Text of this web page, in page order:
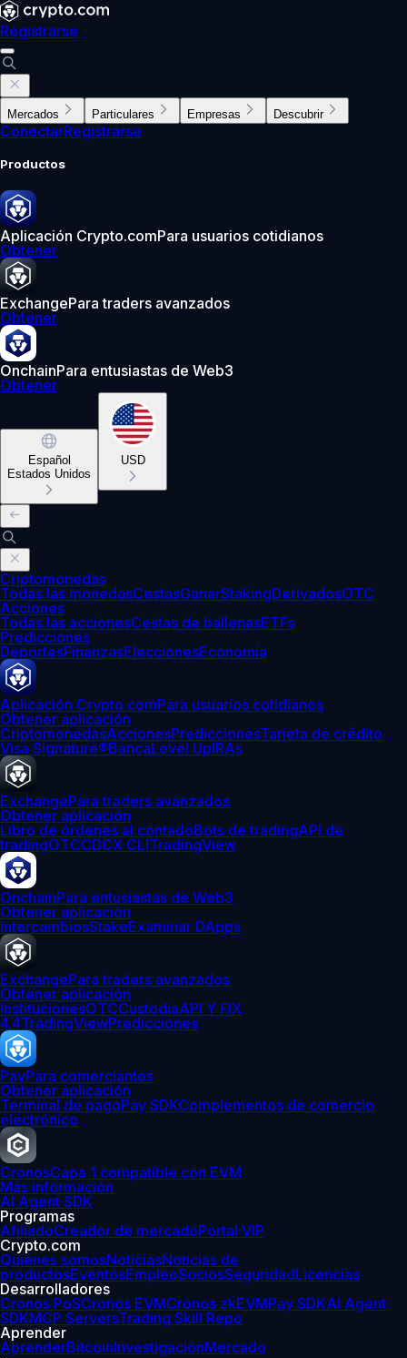
Registrarse
Mercados Particulares Empresas Descubrir
ConectarRegistrarse
Productos
Aplicación Crypto.comPara usuarios cotidianos
Obtener
ExchangePara traders avanzados
Obtener
OnchainPara entusiastas de Web3
Obtener
Español
Estados Unidos
USD
Criptomonedas
Todas las monedasCestasGanarStakingDerivadosOTC
Acciones
Todas las accionesCestas de ballenasETFs
Predicciones
DeportesFinanzasEleccionesEconomía
Aplicación Crypto.comPara usuarios cotidianos
Obtener aplicación
CriptomonedasAccionesPrediccionesTarjeta de crédito
Visa Signature®BancaLevel UpIRAs
ExchangePara traders avanzados
Obtener aplicación
Libro de órdenes al contadoBots de tradingAPI de
tradingOTCCDCX CLITradingView
OnchainPara entusiastas de Web3
Obtener aplicación
IntercambiosStakeExaminar DApps
ExchangePara traders avanzados
Obtener aplicación
InstitucionesOTCCustodiaAPI Y FIX
4.4TradingViewPredicciones
PayPara comerciantes
Obtener aplicación
Terminal de pagoPay SDKComplementos de comercio
electrónico
CronosCapa 1 compatible con EVM
Más información
AI Agent SDK
Programas
AfiliadoCreador de mercadoPortal VIP
Crypto.com
Quiénes somosNoticiasNoticias de
productosEventosEmpleoSociosSeguridadLicencias
Desarrolladores
Cronos PoSCronos EVMCronos zkEVMPay SDKAI Agent
SDKMCP ServersTrading Skill Repo
Aprender
AprenderBitcoinInvestigaciónMercado